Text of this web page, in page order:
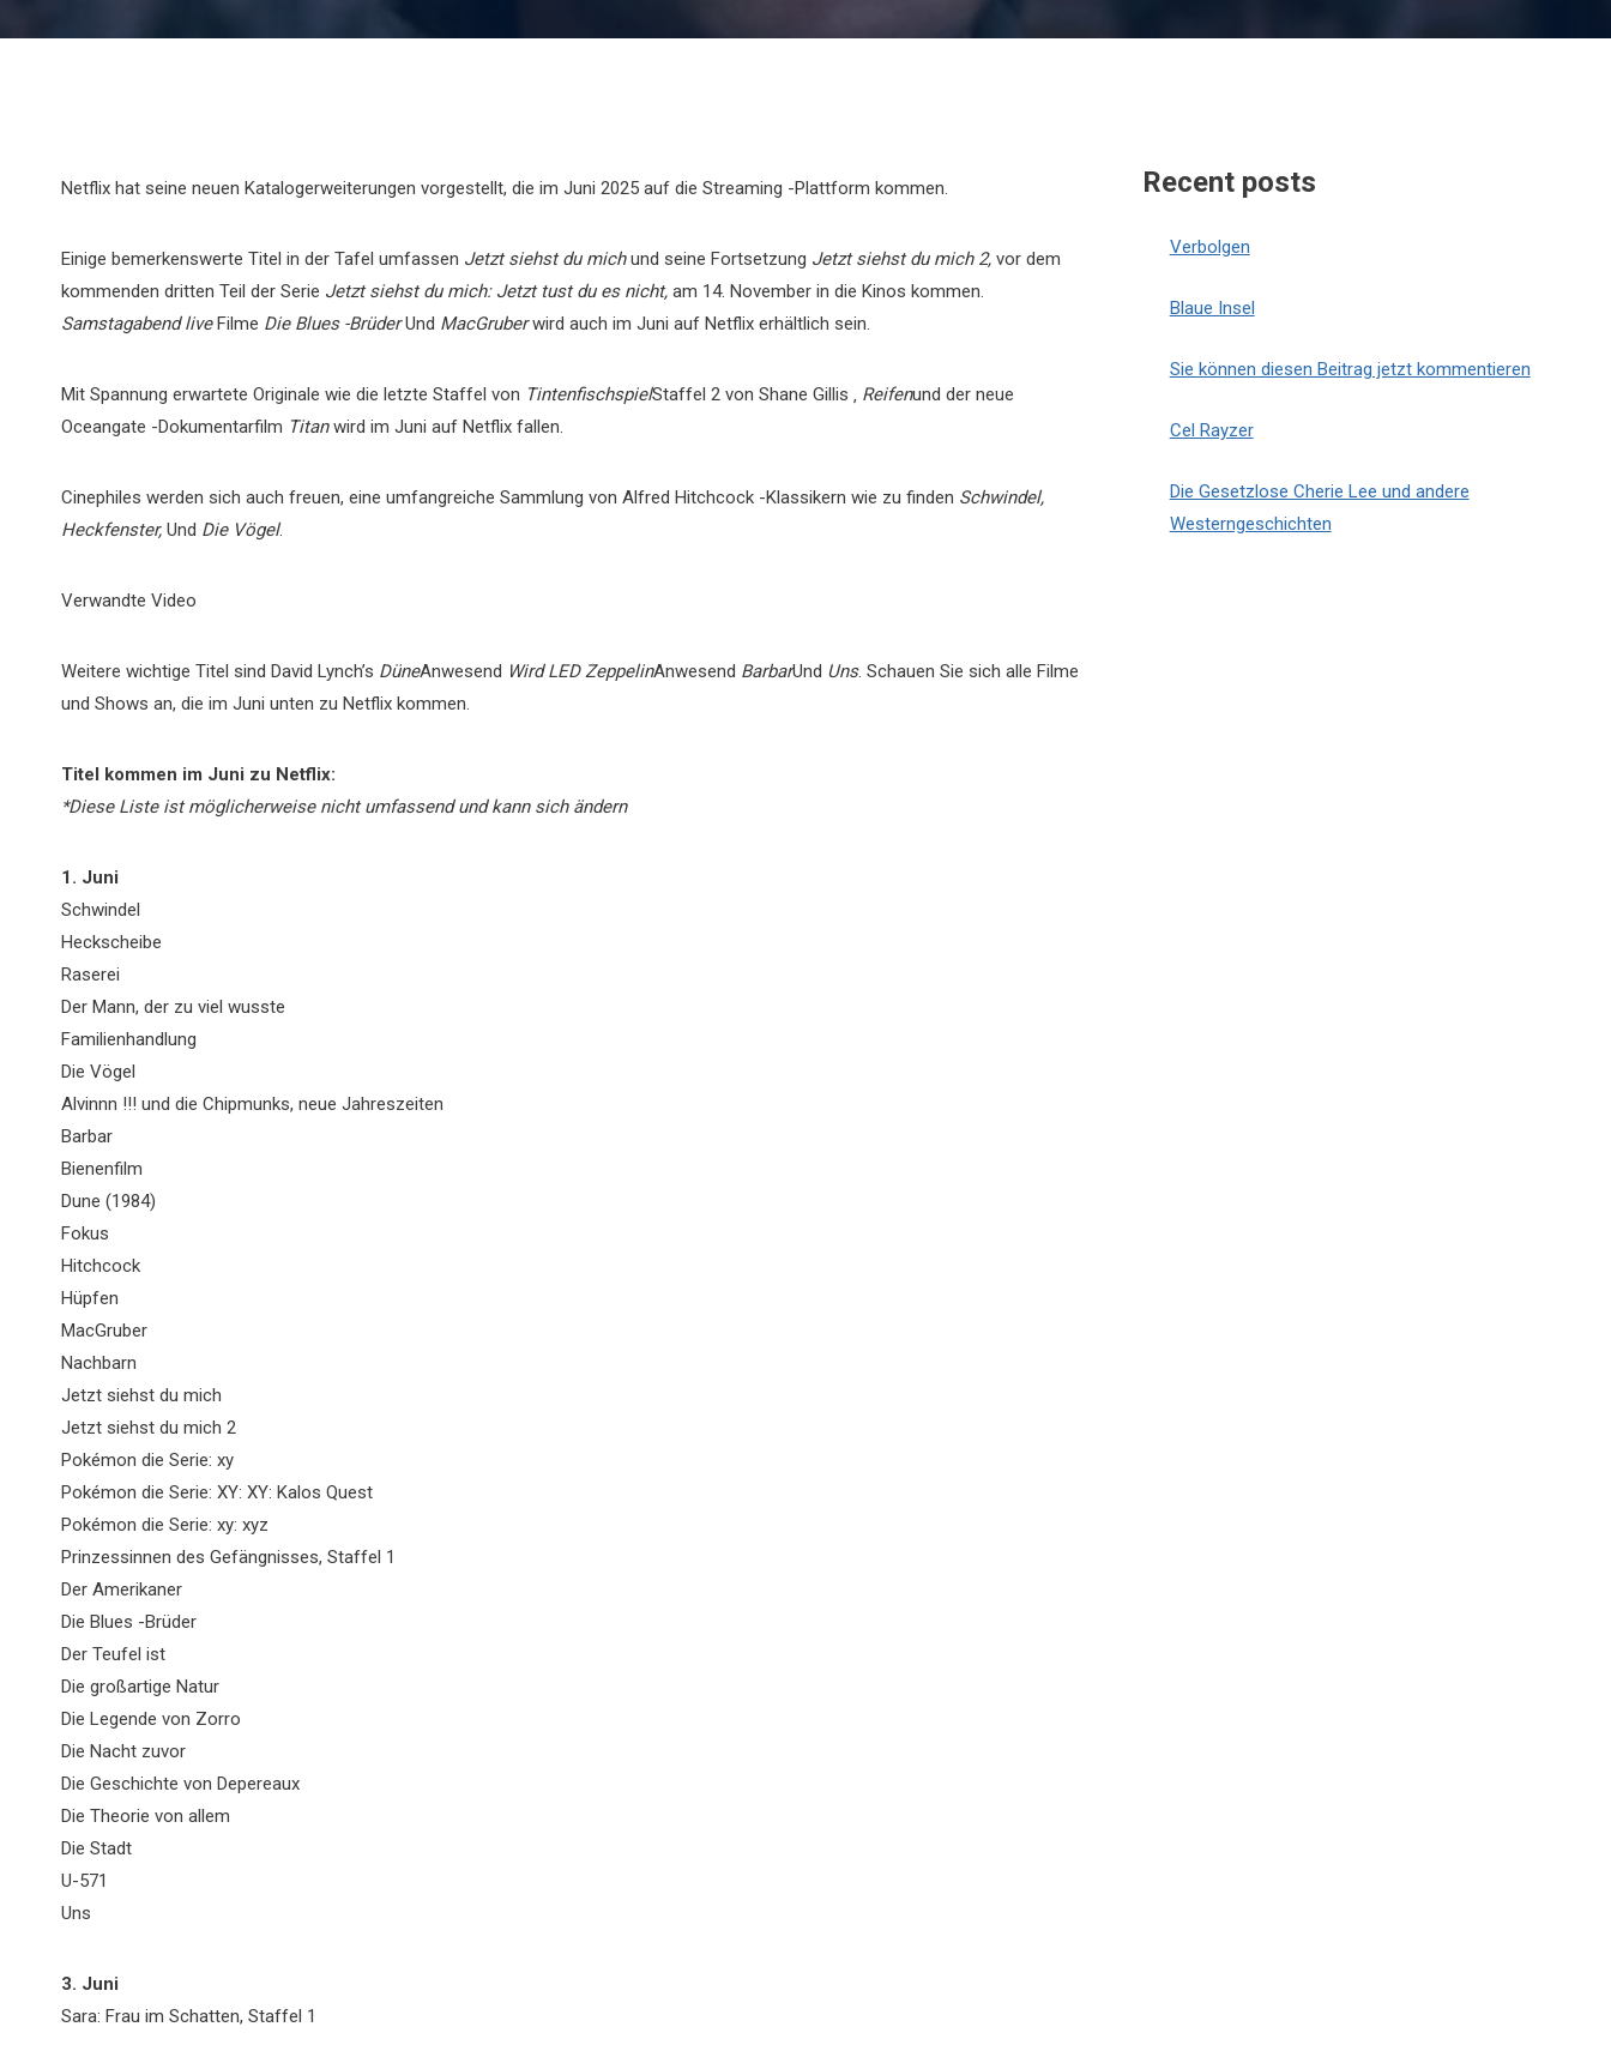
Netflix hat seine neuen Katalogerweiterungen vorgestellt, die im Juni 2025 auf die Streaming -Plattform kommen.
Einige bemerkenswerte Titel in der Tafel umfassen Jetzt siehst du michund seine Fortsetzung Jetzt siehst du mich 2, vor dem
kommenden dritten Teil der Serie Jetzt siehst du mich: Jetzt tust du es nicht, am 14. November in die Kinos kommen.
Samstagabend liveFilme Die Blues -BrüderUnd MacGruberwird auch im Juni auf Netflix erhältlich sein.
Mit Spannung erwartete Originale wie die letzte Staffel von TintenfischspielStaffel 2 von Shane Gillis ‚ Reifenund der neue
Oceangate -Dokumentarfilm Titanwird im Juni auf Netflix fallen.
Cinephiles werden sich auch freuen, eine umfangreiche Sammlung von Alfred Hitchcock -Klassikern wie zu finden Schwindel,
Heckfenster, Und Die Vögel.
Verwandte Video
Weitere wichtige Titel sind David Lynch’s DüneAnwesend Wird LED ZeppelinAnwesend BarbarUnd Uns. Schauen Sie sich alle Filme
und Shows an, die im Juni unten zu Netflix kommen.
Titel kommen im Juni zu Netflix:
*Diese Liste ist möglicherweise nicht umfassend und kann sich ändern
1. Juni
Schwindel
Heckscheibe
Raserei
Der Mann, der zu viel wusste
Familienhandlung
Die Vögel
Alvinnn !!! und die Chipmunks, neue Jahreszeiten
Barbar
Bienenfilm
Dune (1984)
Fokus
Hitchcock
Hüpfen
MacGruber
Nachbarn
Jetzt siehst du mich
Jetzt siehst du mich 2
Pokémon die Serie: xy
Pokémon die Serie: XY: XY: Kalos Quest
Pokémon die Serie: xy: xyz
Prinzessinnen des Gefängnisses, Staffel 1
Der Amerikaner
Die Blues -Brüder
Der Teufel ist
Die großartige Natur
Die Legende von Zorro
Die Nacht zuvor
Die Geschichte von Depereaux
Die Theorie von allem
Die Stadt
U-571
Uns
3. Juni
Sara: Frau im Schatten, Staffel 1
Recent posts
Verbolgen
Blaue Insel
Sie können diesen Beitrag jetzt kommentieren
Cel Rayzer
Die Gesetzlose Cherie Lee und andere
Westerngeschichten